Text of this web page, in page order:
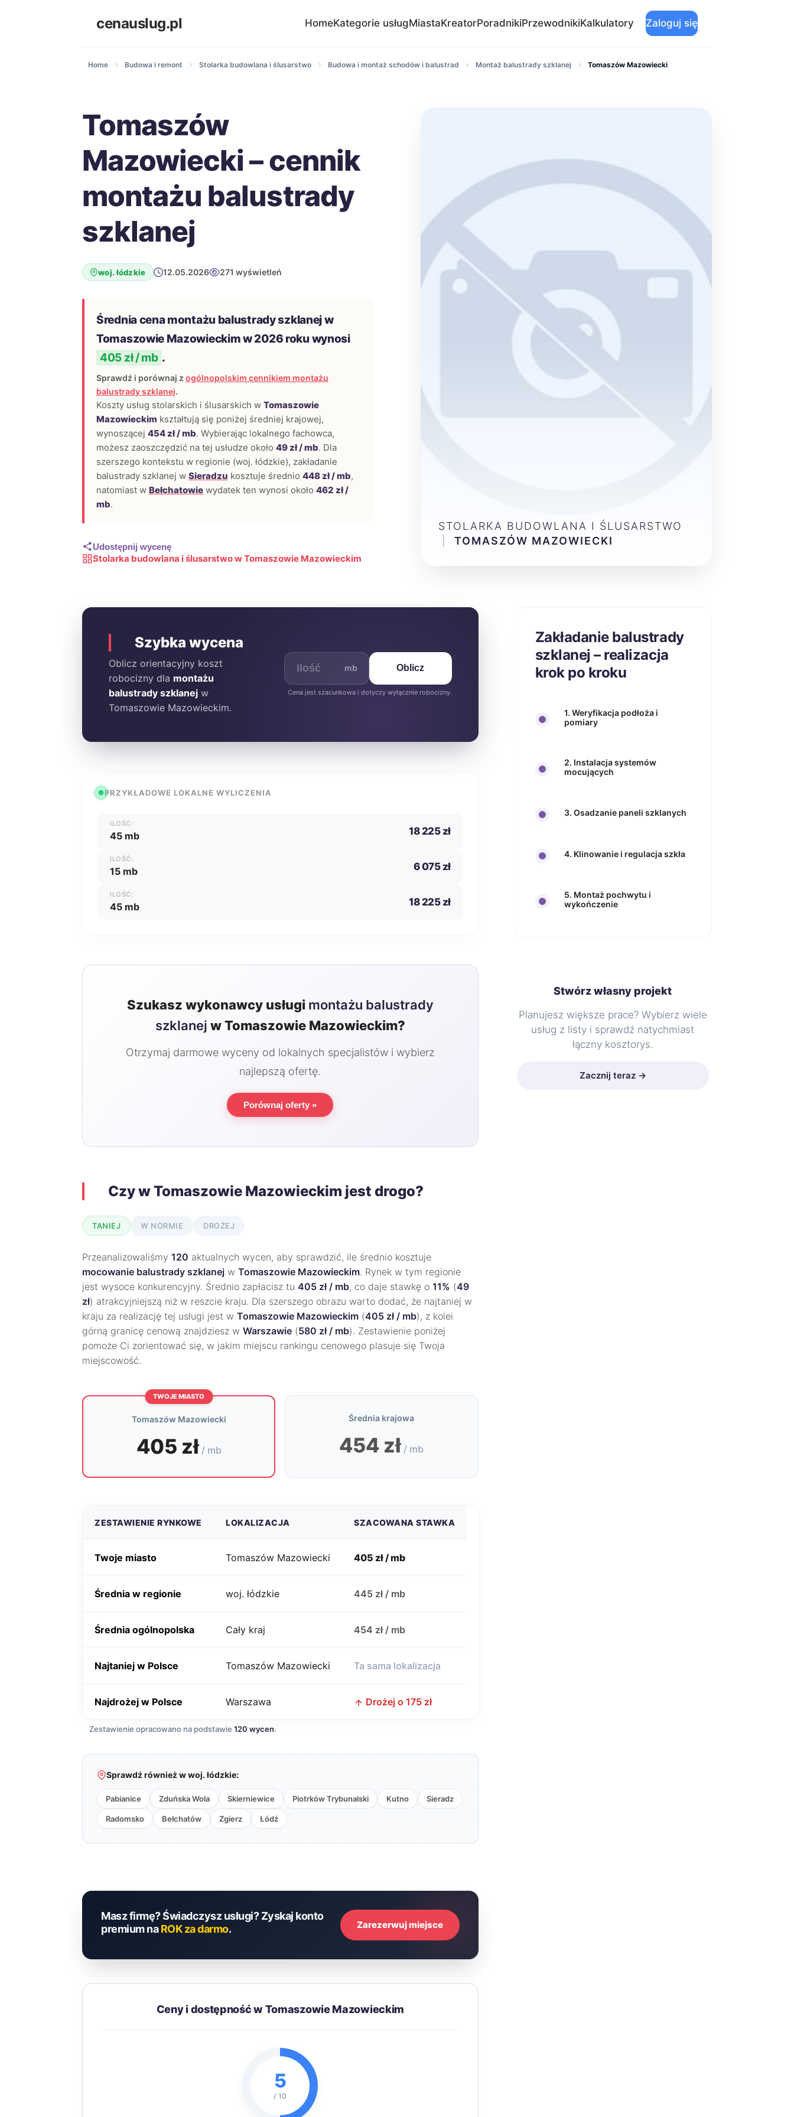
cenauslug.pl HomeKategorie usługMiastaKreatorPoradnikiPrzewodnikiKalkulatory Zaloguj się
Home Budowa i remont Stolarka budowlana i ślusarstwo Budowa i montaż schodów i balustrad Montaż balustrady szklanej Tomaszów Mazowiecki
Tomaszów
Mazowiecki – cennik
montażu balustrady
szklanej
woj. łódzkie 12.05.2026 271 wyświetleń
Średnia cena montażu balustrady szklanej w
Tomaszowie Mazowieckim w 2026 roku wynosi
405 zł / mb .
Sprawdź i porównaj z ogólnopolskim cennikiem montażu
balustrady szklanej.
Koszty usług stolarskich i ślusarskich w Tomaszowie
Mazowieckim kształtują się poniżej średniej krajowej,
wynoszącej 454 zł / mb. Wybierając lokalnego fachowca,
możesz zaoszczędzić na tej usłudze około 49 zł / mb. Dla
szerszego kontekstu w regionie (woj. łódzkie), zakładanie
balustrady szklanej w Sieradzu kosztuje średnio 448 zł / mb,
natomiast w Bełchatowie wydatek ten wynosi około 462 zł /
mb.
Udostępnij wycenę
Stolarka budowlana i ślusarstwo w Tomaszowie Mazowieckim
STOLARKA BUDOWLANA I ŚLUSARSTWO
TOMASZÓW MAZOWIECKI
Szybka wycena
Oblicz orientacyjny koszt
robocizny dla montażu
balustrady szklanej w
Tomaszowie Mazowieckim.
mb Oblicz
Cena jest szacunkowa i dotyczy wyłącznie robocizny.
PRZYKŁADOWE LOKALNE WYLICZENIA
ILOŚĆ:
45 mb 18 225 zł
ILOŚĆ:
15 mb 6 075 zł
ILOŚĆ:
45 mb 18 225 zł
Szukasz wykonawcy usługi montażu balustrady
szklanej w Tomaszowie Mazowieckim?
Otrzymaj darmowe wyceny od lokalnych specjalistów i wybierz
najlepszą ofertę.
Porównaj oferty »
Czy w Tomaszowie Mazowieckim jest drogo?
TANIEJ W NORMIE DROŻEJ
Przeanalizowaliśmy 120 aktualnych wycen, aby sprawdzić, ile średnio kosztuje
mocowanie balustrady szklanej w Tomaszowie Mazowieckim. Rynek w tym regionie
jest wysoce konkurencyjny. Średnio zapłacisz tu 405 zł / mb, co daje stawkę o 11% (49
zł) atrakcyjniejszą niż w reszcie kraju. Dla szerszego obrazu warto dodać, że najtaniej w
kraju za realizację tej usługi jest w Tomaszowie Mazowieckim (405 zł / mb), z kolei
górną granicę cenową znajdziesz w Warszawie (580 zł / mb). Zestawienie poniżej
pomoże Ci zorientować się, w jakim miejscu rankingu cenowego plasuje się Twoja
miejscowość.
TWOJE MIASTO
Tomaszów Mazowiecki
405 zł / mb
Średnia krajowa
454 zł / mb
ZESTAWIENIE RYNKOWE LOKALIZACJA SZACOWANA STAWKA
Twoje miasto Tomaszów Mazowiecki 405 zł / mb
Średnia w regionie woj. łódzkie 445 zł / mb
Średnia ogólnopolska Cały kraj 454 zł / mb
Najtaniej w Polsce Tomaszów Mazowiecki Ta sama lokalizacja
Najdrożej w Polsce Warszawa Drożej o 175 zł
Zestawienie opracowano na podstawie 120 wycen.
Sprawdź również w woj. łódzkie:
Pabianice Zduńska Wola Skierniewice Piotrków Trybunalski Kutno Sieradz
Radomsko Bełchatów Zgierz Łódź
Masz firmę? Świadczysz usługi? Zyskaj konto
premium naROK za darmo. Zarezerwuj miejsce
Ceny i dostępność w Tomaszowie Mazowieckim
5
/ 10
Zakładanie balustrady
szklanej – realizacja
krok po kroku
1. Weryfikacja podłoża i
pomiary
2. Instalacja systemów
mocujących
3. Osadzanie paneli szklanych
4. Klinowanie i regulacja szkła
5. Montaż pochwytu i
wykończenie
Stwórz własny projekt
Planujesz większe prace? Wybierz wiele
usług z listy i sprawdź natychmiast
łączny kosztorys.
Zacznij teraz →